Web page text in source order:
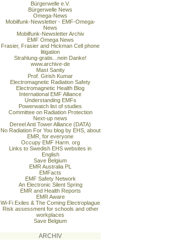
Bürgerwelle e.V.
Bürgerwelle News
Omega-News
Mobilfunk-Newsletter - EMF-Omega-
News
Mobilfunk-Newsletter Archiv
EMF Omega News
Frasier, Frasier and Hickman Cell phone
litigation
Strahlung-gratis...nein Danke!
www.archive-de
Mast Sanity
Prof. Girish Kumar
Electromagnetic Radiation Safety
Electromagnetic Health Blog
International EMF Alliance
Understanding EMFs
Powerwatch list of studies
Committee on Radiation Protection
Next-up news
Dereel Anti Tower Alliance (DATA)
No Radiation For You blog by EHS, about
EMR, for everyone
Occupy EMF Harm. org
Links to Swedish EHS websites in
English
Save Belgium
EMR Australia PL
EMFacts
EMF Safety Network
An Electronic Silent Spring
EMR and Health Reports
EMR Aware
Wi-Fi Exiles & The Coming Electroplague
Risk assessment for schools and other
workplaces
Save Belgium
ARCHIV